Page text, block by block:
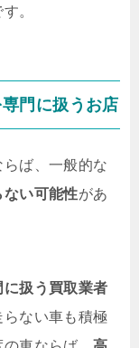
。
門に扱うお店
ば、一般的な
ない可能性があ
扱う買取業者
ない車も積極